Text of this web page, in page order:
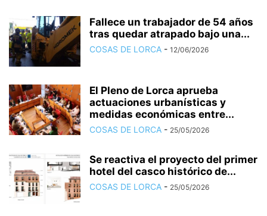
Fallece un trabajador de 54 años
tras quedar atrapado bajo una...
COSAS DE LORCA - 12/06/2026
El Pleno de Lorca aprueba
actuaciones urbanísticas y
medidas económicas entre...
COSAS DE LORCA - 25/05/2026
Se reactiva el proyecto del primer
hotel del casco histórico de...
COSAS DE LORCA - 25/05/2026